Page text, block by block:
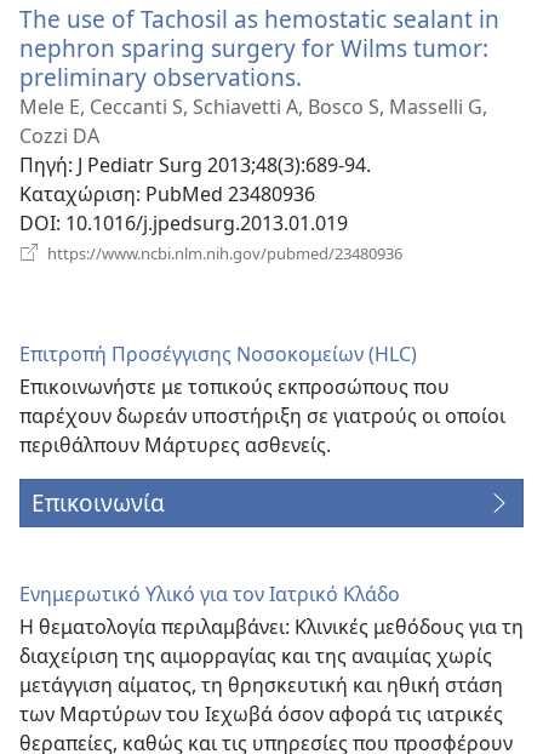
The use of Tachosil as hemostatic sealant in
nephron sparing surgery for Wilms tumor:
preliminary observations.
νέο
Mele E, Ceccanti S, Schiavetti A, Bosco S, Masselli G,
Cozzi DA
Πηγή‎: J Pediatr Surg 2013;48(3):689-94.
Καταχώριση‎: PubMed 23480936
DOI‎: 10.1016/j.jpedsurg.2013.01.019
https://www.ncbi.nlm.nih.gov/pubmed/23480936
Επιτροπή Προσέγγισης Νοσοκομείων (HLC)
Επικοινωνήστε με τοπικούς εκπροσώπους που
παρέχουν δωρεάν υποστήριξη σε γιατρούς οι οποίοι
περιθάλπουν Μάρτυρες ασθενείς.
Επικοινωνία
Ενημερωτικό Υλικό για τον Ιατρικό Κλάδο
Η θεματολογία περιλαμβάνει: Κλινικές μεθόδους για τη
διαχείριση της αιμορραγίας και της αναιμίας χωρίς
μετάγγιση αίματος, τη θρησκευτική και ηθική στάση
των Μαρτύρων του Ιεχωβά όσον αφορά τις ιατρικές
θεραπείες, καθώς και τις υπηρεσίες που προσφέρουν